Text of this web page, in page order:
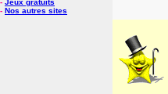
- Jeux gratuits
- Nos autres sites